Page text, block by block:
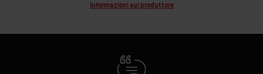
Informazioni sul produttore